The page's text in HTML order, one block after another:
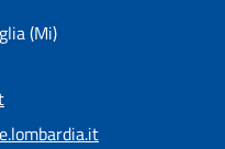
(Mi)